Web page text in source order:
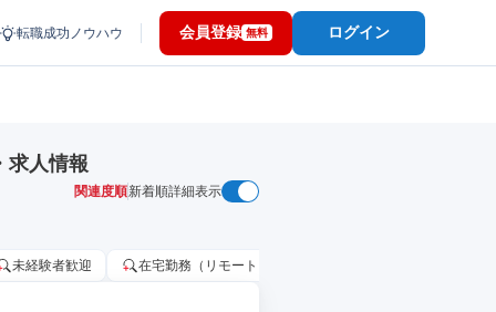
転職成功ノウハウ 会員登録 無料 ログイン
求人情報
関連度順新着順詳細表示
未経験者歓迎 在宅勤務（リモートワーク）OK